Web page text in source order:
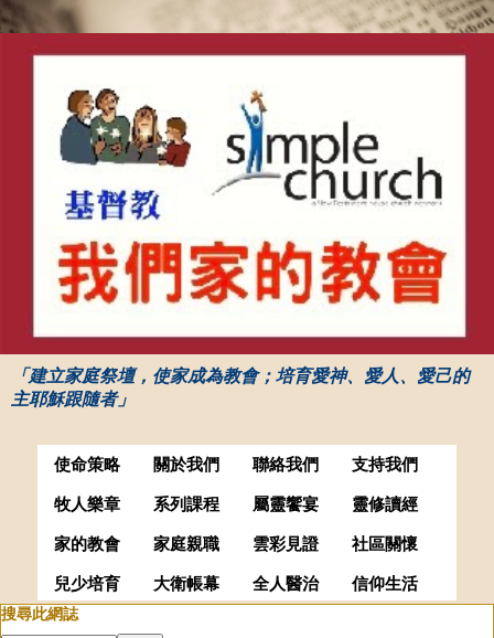
「建立家庭祭壇，使家成為教會；培育愛神、愛人、愛己的
主耶穌跟隨者」
使命策略 關於我們 聯絡我們 支持我們
牧人樂章 系列課程 屬靈饗宴 靈修讀經
家的教會 家庭親職 雲彩見證 社區關懷
兒少培育 大衛帳幕 全人醫治
信仰生活
搜尋此網誌